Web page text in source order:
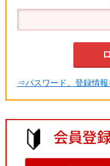
⇒パスワード、登録情